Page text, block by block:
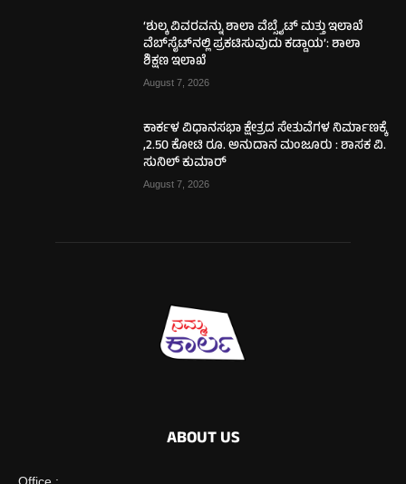
‘ಶುಲ್ಕ ವಿವರವನ್ನು ಶಾಲಾ ವೆಬ್ಸೈಟ್ ಮತ್ತು ಇಲಾಖೆ
ವೆಬ್‌ಸೈಟ್‌ನಲ್ಲಿ ಪ್ರಕಟಿಸುವುದು ಕಡ್ಡಾಯ’: ಶಾಲಾ
ಶಿಕ್ಷಣ ಇಲಾಖೆ
August 7, 2026
ಕಾರ್ಕಳ ವಿಧಾನಸಭಾ ಕ್ಷೇತ್ರದ ಸೇತುವೆಗಳ ನಿರ್ಮಾಣಕ್ಕೆ
,2.50 ಕೋಟಿ ರೂ. ಅನುದಾನ ಮಂಜೂರು : ಶಾಸಕ ವಿ.
ಸುನಿಲ್ ಕುಮಾರ್
August 7, 2026
ABOUT US